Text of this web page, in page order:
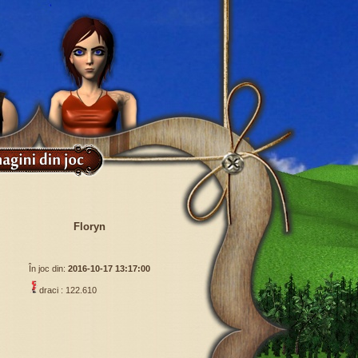
Floryn
În joc din: 2016-10-17 13:17:00
draci : 122.610